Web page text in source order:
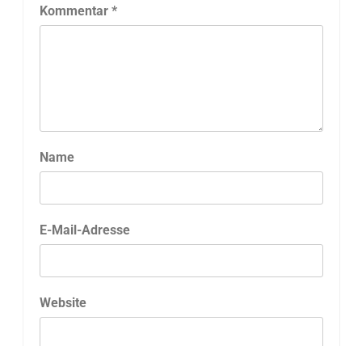
Kommentar *
Name
E-Mail-Adresse
Website